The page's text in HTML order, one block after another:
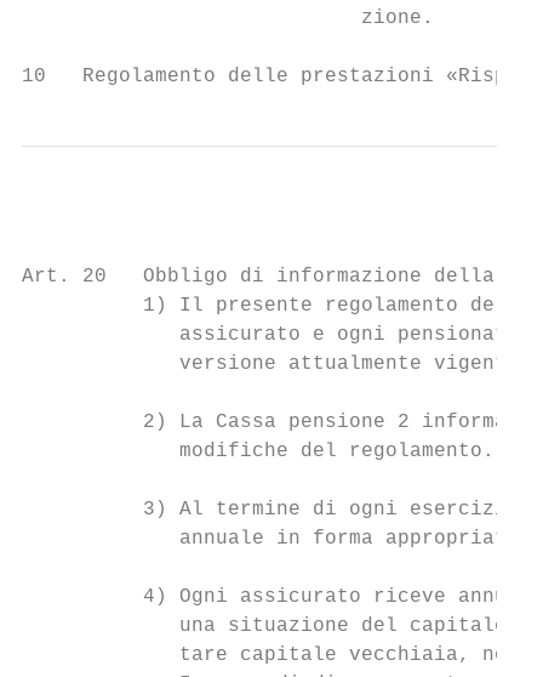
                            zione.
10   Regolamento delle prestazioni
Art. 20   Obbligo di informazione della
1) Il presente regolamento
assicurato e ogni pensionato
             versione attualmente vigente.
2) La Cassa pensione 2 informa
             modifiche del regolamento.
3) Al termine di ogni esercizio
             annuale in forma appropriata.
4) Ogni assicurato riceve
una situazione del capitale
tare capitale vecchiaia,